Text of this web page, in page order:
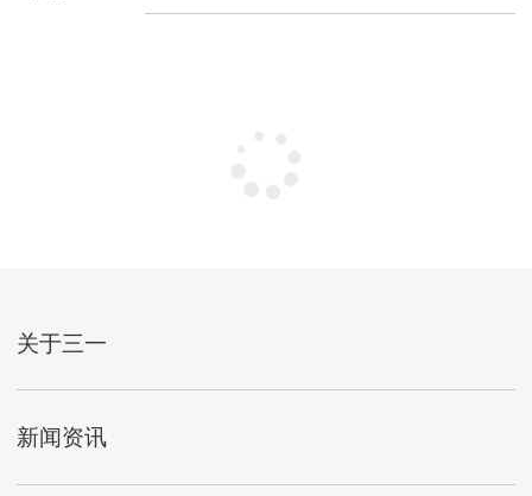
关于三一
新闻资讯